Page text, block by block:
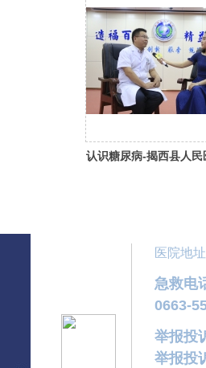
认识糖尿病-揭西县人民
医院地
急救电
0663-
举报投
举报投